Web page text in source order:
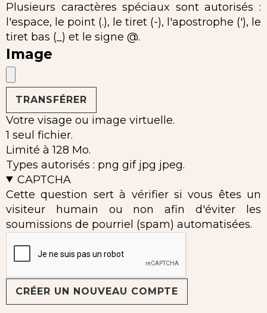
Plusieurs caractères spéciaux sont autorisés :
l'espace, le point (.), le tiret (-), l'apostrophe ('), le
tiret bas (_) et le signe @.
Image
Votre visage ou image virtuelle.
1 seul fichier.
Limité à 128 Mo.
Types autorisés : png gif jpg jpeg.
CAPTCHA
Cette question sert à vérifier si vous êtes un
visiteur humain ou non afin d'éviter les
soumissions de pourriel (spam) automatisées.